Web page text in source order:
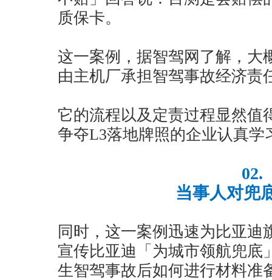
质保卡。
这一案例，据智驾网了解，大
由主机厂承担智驾事故经济责
它的流程以及定责过程显然值
争夺L3落地牌照的企业认真学
02.
当事人对兜
同时，这一案例迅速为比亚迪
宣传比亚迪「为城市领航兜底
生智驾事故后如何进行材料准